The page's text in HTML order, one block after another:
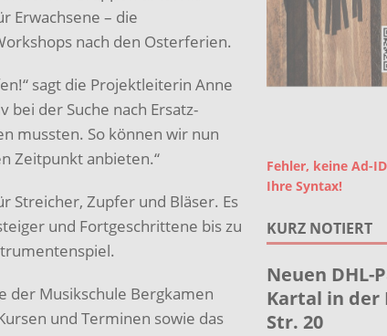
Erwachsene – die
nach den Osterferien.
sagt die Projektleiterin Anne
der Suche nach Ersatz-
mussten. So können wir nun
Zeitpunkt anbieten.“
Streicher, Zupfer und Bläser. Es
und Fortgeschrittene bis zu
der Musikschule Bergkamen
und Terminen sowie das
Fehler, keine Ad-
Ihre Syntax!
KURZ NOTIERT
Neuen DHL-
Kartal in der
Str. 20